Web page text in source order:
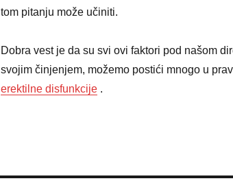
tom pitanju može učiniti.
Dobra vest je da su svi ovi faktori pod našom
svojim činjenjem, možemo postići mnogo u
erektilne disfunkcije.